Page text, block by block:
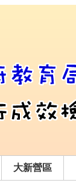
大新營區